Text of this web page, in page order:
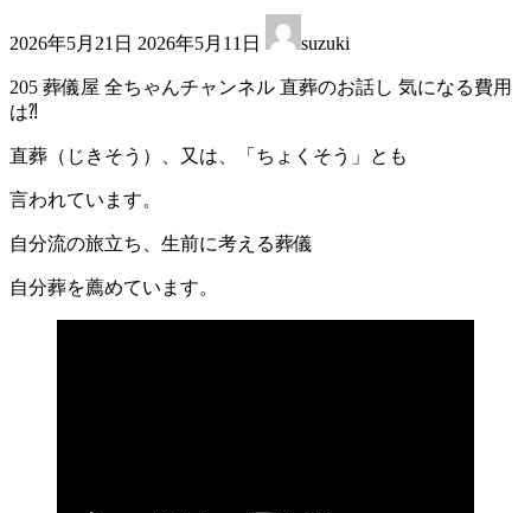
2026年5月21日 終
新
時
2026年5月11日 suzuki
205 葬儀屋 全ちゃんチャンネル 直葬のお話し 気になる費用
は⁈
直葬（じきそう）、又は、「ちょくそう」とも
言われています。
自分流の旅立ち、生前に考える葬儀
自分葬を薦めています。